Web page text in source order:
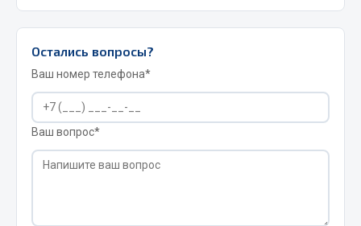
Инструмент
Автомобильный инструмент
Измерительный инструмент
Крепежный инструмент
Режущий инструмент
Силовое оборудование
Остались вопросы?
Ваш номер телефона*
Ваш вопрос*